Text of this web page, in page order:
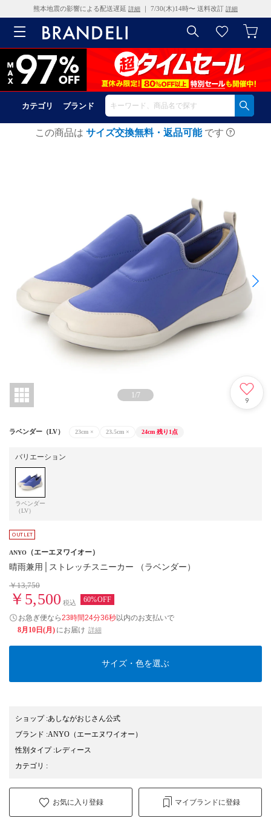
熊本地震の影響による配送遅延 詳細 ｜ 7/30(木)14時〜 送料改訂 詳細
カテゴリ ブランド
この商品は サイズ交換無料・返品可能 です
1/7
9
ラベンダー（LV） 23cm × 23.5cm × 24cm 残り1点
バリエーション
ラベンダー
（LV）
ANYO （エーエヌワイオー）
晴雨兼用│ストレッチスニーカー （ラベンダー）
￥13,750
￥5,500 税込 60%OFF
お急ぎ便なら23時間24分35秒以内のお支払いで
8月10日(月) にお届け 詳細
サイズ・色を選ぶ
ショップ:あしながおじさん公式
ブランド :ANYO （エーエヌワイオー）
性別タイプ:レディース
カテゴリ :
お気に入り登録 マイブランドに登録